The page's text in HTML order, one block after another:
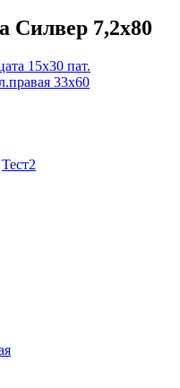
Силвер 7,2х80
15х30 пат.
33х60
Тест2